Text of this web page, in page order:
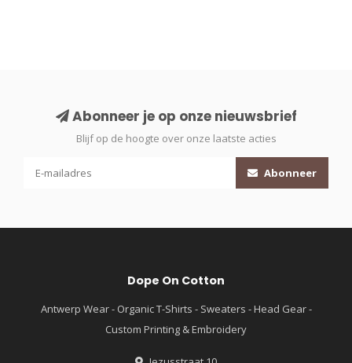
Abonneer je op onze nieuwsbrief
Blijf op de hoogte over onze laatste acties
Abonneer
Dope On Cotton
Antwerp Wear - Organic T-Shirts - Sweaters - Head Gear -
Custom Printing & Embroidery